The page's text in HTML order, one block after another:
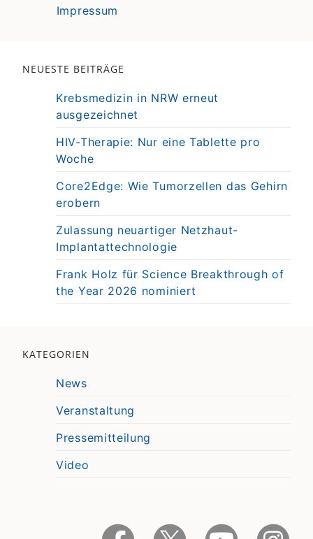
Impressum
NEUESTE BEITRÄGE
Krebsmedizin in NRW erneut
ausgezeichnet
HIV-Therapie: Nur eine Tablette pro
Woche
Core2Edge: Wie Tumorzellen das Gehirn
erobern
Zulassung neuartiger Netzhaut-
Implantattechnologie
Frank Holz für Science Breakthrough of
the Year 2026 nominiert
KATEGORIEN
News
Veranstaltung
Pressemitteilung
Video